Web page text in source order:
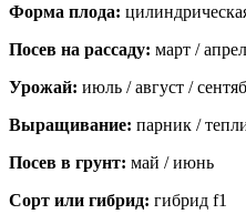
Форма плода:
Посев на рассаду: март /
Урожай: июль / август /
Выращивание: парник /
Посев в грунт: май / июнь
Сорт или гибрид: гибрид f1